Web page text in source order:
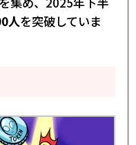
人を突破していま